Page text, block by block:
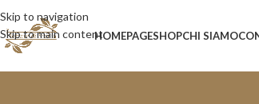
Skip to navigation
Skip to main contentHOMEPAGESHOPCHI SIAMO